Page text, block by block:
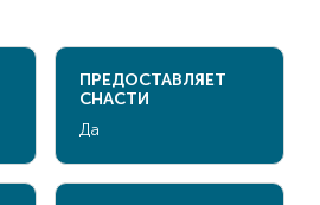
ПРЕДОСТАВЛЯЕТ
СНАСТИ
Да